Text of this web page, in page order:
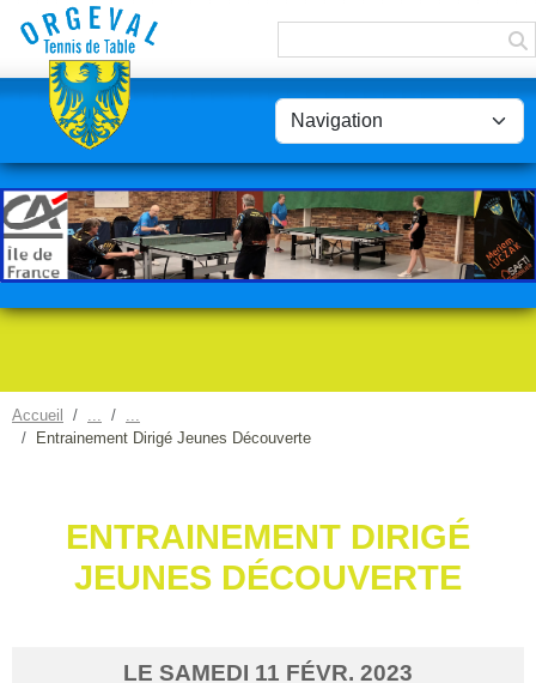
Accueil
Entrainement Dirigé Jeunes Découverte
ENTRAINEMENT DIRIGÉ
JEUNES DÉCOUVERTE
LE SAMEDI 11 FÉVR. 2023
Panneau de gestion des cookies